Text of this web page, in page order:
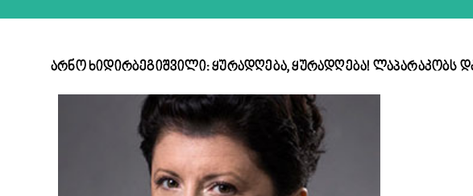
არნო ხიდირბეგიშვილი: ყურადღება, ყურადღება! ლაპარაკობს